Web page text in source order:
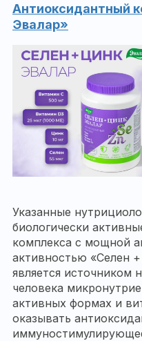
Антиоксидантный
Эвалар»
Указанные
биологически
комплекса с мощной
активностью «Селен
является источником
человека
активных формах и
оказывать